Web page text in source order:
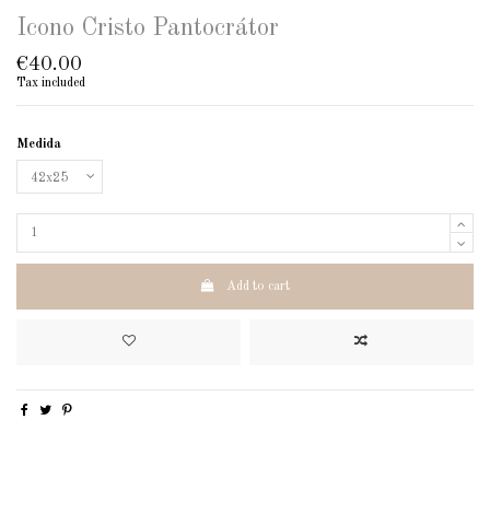
Icono Cristo Pantocrátor
€40.00
Tax included
Medida
Add to cart